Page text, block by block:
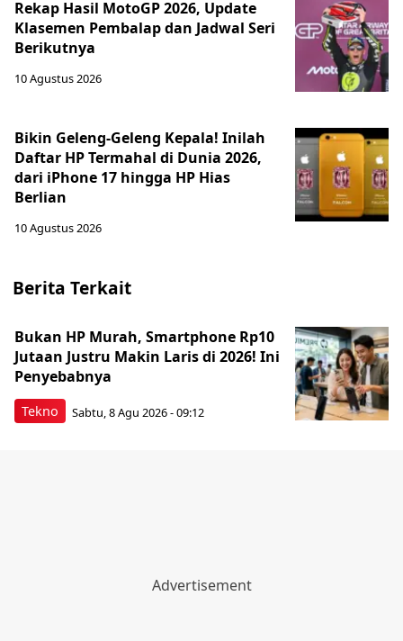
Rekap Hasil MotoGP 2026, Update
Klasemen Pembalap dan Jadwal Seri
Berikutnya
10 Agustus 2026
Bikin Geleng-Geleng Kepala! Inilah
Daftar HP Termahal di Dunia 2026,
dari iPhone 17 hingga HP Hias
Berlian
10 Agustus 2026
Berita Terkait
Tekno
Bukan HP Murah, Smartphone Rp10
Jutaan Justru Makin Laris di 2026! Ini
Penyebabnya
Sabtu, 8 Agu 2026 - 09:12